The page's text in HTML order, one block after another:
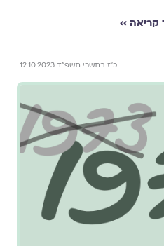
››
כ״ז בתשרי תשפ״ד 12.10.2023